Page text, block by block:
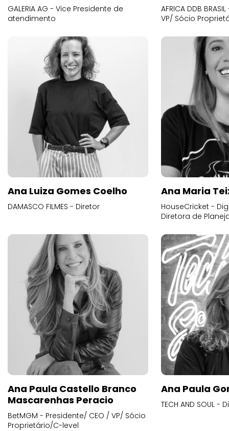
GALERIA AG - Vice Presidente de
atendimento
AFRICA DDB
VP/ Sócio
Ana Luiza Gomes Coelho
DAMASCO FILMES - Diretor
Ana Maria
HouseCricket -
Diretora de
Ana Paula Castello Branco
Mascarenhas Peracio
BetMGM - Presidente/ CEO / VP/ Sócio
Proprietário/C-level
Ana Paula
TECH AND SOUL